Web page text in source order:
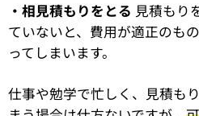
・相見積もりをとる 見積もり
ていないと、費用が適正のも
ってしまいます。
仕事や勉学で忙しく、見積も